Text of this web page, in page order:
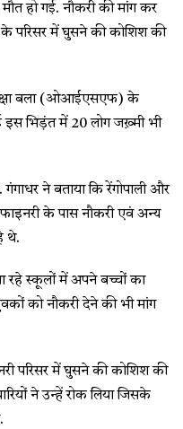
हो गई. नौकरी की मांग कर
के परिसर में घुसने की कोशिश की
बला (ओआईएसएफ) के
इस भिड़ंत में 20 लोग जख़्मी भी
ने बताया कि रेंगोपाली और
के पास नौकरी एवं अन्य
थे.
रहे स्कूलों में अपने बच्चों का
को नौकरी देने की भी मांग
परिसर में घुसने की कोशिश की
ने उन्हें रोक लिया जिसके